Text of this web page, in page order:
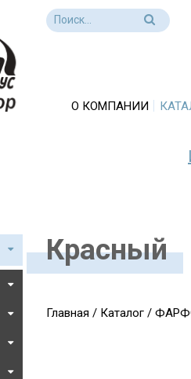
О КОМПАНИИ
Красный
Главная / Каталог/